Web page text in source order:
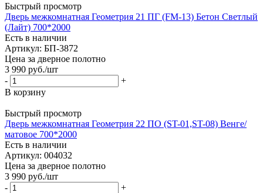
Быстрый просмотр
Дверь межкомнатная Геометрия 21 ПГ (FM-13) Бетон Светлый
(Лайт) 700*2000
Есть в наличии
Артикул: БП-3872
Цена за дверное полотно
3 990 руб./шт
-
+
В корзину
Быстрый просмотр
Дверь межкомнатная Геометрия 22 ПО (ST-01,ST-08) Венге/
матовое 700*2000
Есть в наличии
Артикул: 004032
Цена за дверное полотно
3 990 руб./шт
-
+